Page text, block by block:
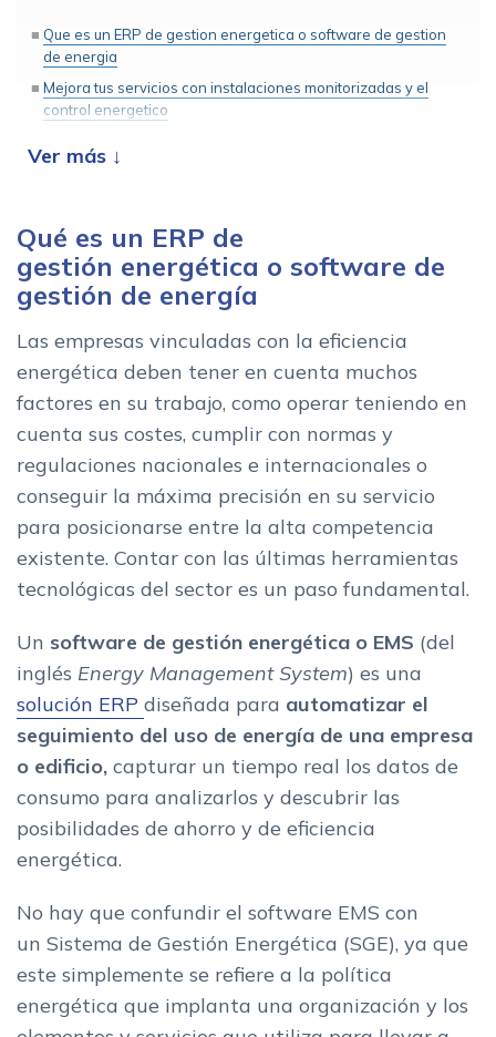
Que es un ERP de gestion energetica o software de gestion
de energia
Mejora tus servicios con instalaciones monitorizadas y el
control energetico
a tus servicios profesionales
Qué es un ERP de
gestión energética o software de
gestión de energía
Las empresas vinculadas con la eficiencia
energética deben tener en cuenta muchos
factores en su trabajo, como operar teniendo en
cuenta sus costes, cumplir con normas y
regulaciones nacionales e internacionales o
conseguir la máxima precisión en su servicio
para posicionarse entre la alta competencia
existente. Contar con las últimas herramientas
tecnológicas del sector es un paso fundamental.
Un software de gestión energética o EMS (del
inglés Energy Management System) es una
solución ERP diseñada para automatizar el
seguimiento del uso de energía de una empresa
o edificio, capturar un tiempo real los datos de
consumo para analizarlos y descubrir las
posibilidades de ahorro y de eficiencia
energética.
No hay que confundir el software EMS con
un Sistema de Gestión Energética (SGE), ya que
este simplemente se refiere a la política
energética que implanta una organización y los